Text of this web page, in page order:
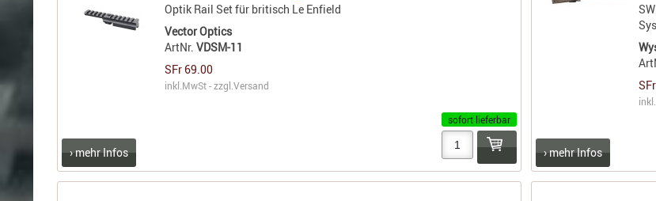
Optik Rail Set für britisch Le Enfield
Vector Optics
ArtNr.VDSM-11
SFr 69.00
inkl.MwSt - zzgl.Versand
sofort lieferbar
› mehr Infos › mehr Infos